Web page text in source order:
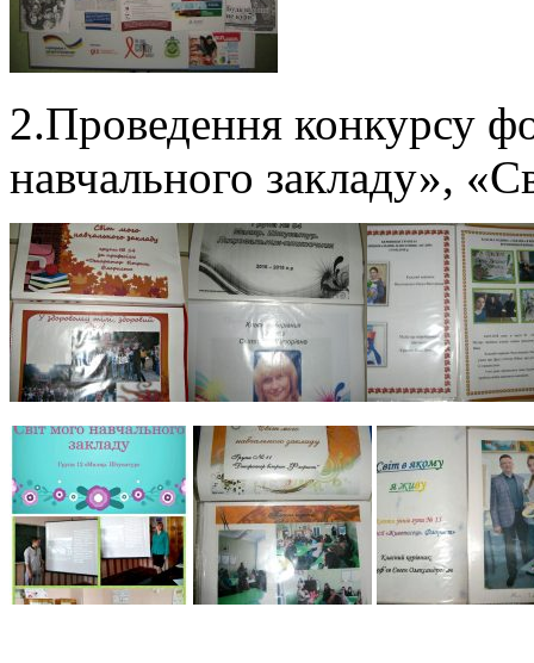
2.Проведення конкурсу
навчального закладу»,